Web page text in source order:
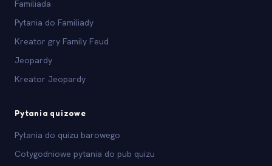
Familiada
Pytania do Familiady
Kreator gry Family Feud
Jeopardy
Kreator Jeopardy
Pytania quizowe
Pytania do quizu barowego
Cotygodniowe pytania do pub quizu